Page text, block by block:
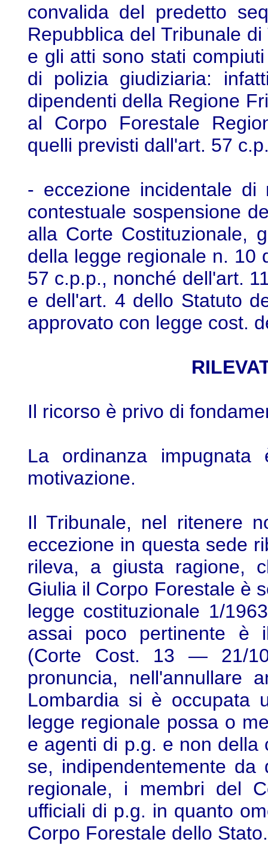
convalida del predetto
Repubblica del Tribunale
e gli atti sono stati
di polizia giudiziaria:
dipendenti della Regione
al Corpo Forestale
quelli previsti dall'art. 57
- eccezione incidentale di
contestuale sospensione
alla Corte Costituzionale,
della legge regionale n. 10
57 c.p.p., nonché dell'art.
e dell'art. 4 dello Statuto
approvato con legge cost.
Il ricorso è privo di
La ordinanza
motivazione.
Il Tribunale, nel ritenere
eccezione in questa sede
rileva, a giusta ragione,
Giulia il Corpo Forestale è
legge costituzionale 1/
assai poco pertinente è
(Corte Cost. 13 — 21/
pronuncia, nell'annullare
Lombardia si è occupata
legge regionale possa o
e agenti di p.g. e non della
se, indipendentemente da
regionale, i membri del
ufficiali di p.g. in quanto
Corpo Forestale dello Stato.